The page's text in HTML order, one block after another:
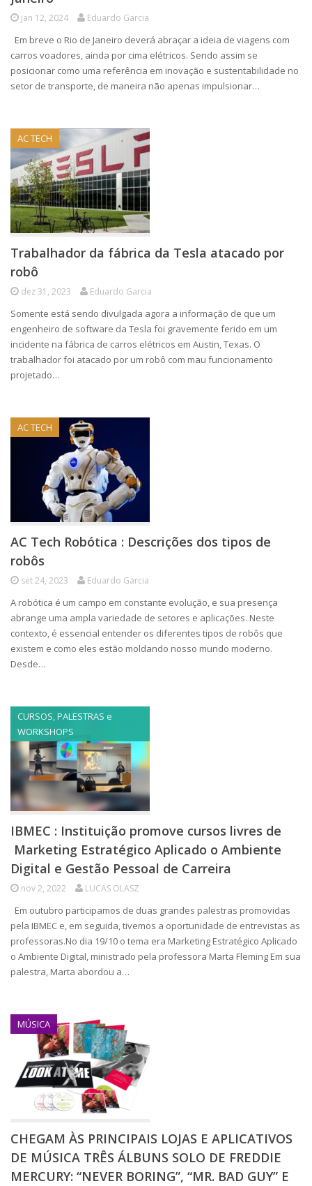
jan 12, 2024 Eduardo Garcia
Em breve o Rio de Janeiro deverá abraçar a ideia de viagens com
carros voadores, ainda por cima elétricos. Sendo assim se
posicionar como uma referência em inovação e sustentabilidade no
setor de transporte, de maneira não apenas impulsionar…
AC TECH
Trabalhador da fábrica da Tesla atacado por
robô
dez 31, 2023 Eduardo Garcia
Somente está sendo divulgada agora a informação de que um
engenheiro de software da Tesla foi gravemente ferido em um
incidente na fábrica de carros elétricos em Austin, Texas. O
trabalhador foi atacado por um robô com mau funcionamento
projetado…
AC TECH
AC Tech Robótica : Descrições dos tipos de
robôs
set 24, 2023 Eduardo Garcia
A robótica é um campo em constante evolução, e sua presença
abrange uma ampla variedade de setores e aplicações. Neste
contexto, é essencial entender os diferentes tipos de robôs que
existem e como eles estão moldando nosso mundo moderno.
Desde…
CURSOS, PALESTRAS e
WORKSHOPS
IBMEC : Instituição promove cursos livres de
Marketing Estratégico Aplicado o Ambiente
Digital e Gestão Pessoal de Carreira
nov 2, 2022 LUCAS OLASZ
Em outubro participamos de duas grandes palestras promovidas
pela IBMEC e, em seguida, tivemos a oportunidade de entrevistas as
professoras.No dia 19/10 o tema era Marketing Estratégico Aplicado
o Ambiente Digital, ministrado pela professora Marta Fleming Em sua
palestra, Marta abordou a…
MÚSICA
CHEGAM ÀS PRINCIPAIS LOJAS E APLICATIVOS
DE MÚSICA TRÊS ÁLBUNS SOLO DE FREDDIE
MERCURY: “NEVER BORING”, “MR. BAD GUY” E